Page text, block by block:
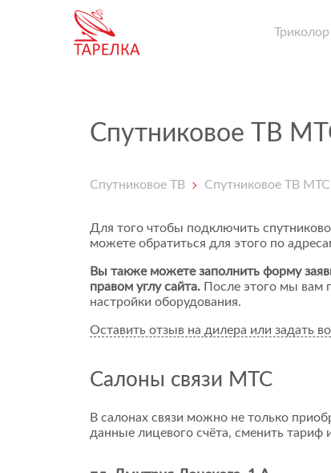
Триколор
Спутниковое ТВ
Спутниковое ТВ Спутниковое ТВ
Для того чтобы подключить
можете обратиться для этого по
Вы также можете заполнить форму
правом углу сайта. После этого мы вам
настройки оборудования.
Оставить отзыв на дилера или задать
Салоны связи МТС
В салонах связи можно не только
данные лицевого счёта, сменить тариф